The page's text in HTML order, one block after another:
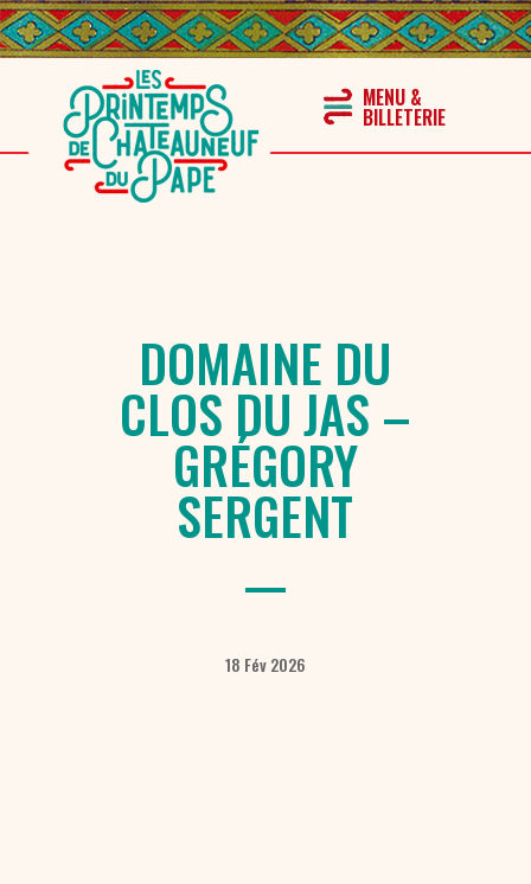
DOMAINE DU
CLOS DU JAS –
GRÉGORY
SERGENT
18 Fév 2026